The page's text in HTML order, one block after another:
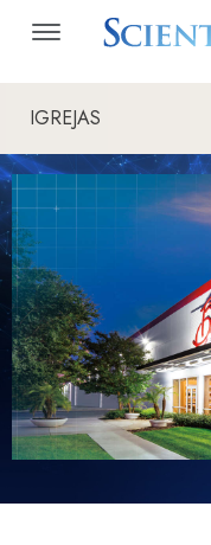
IGREJAS